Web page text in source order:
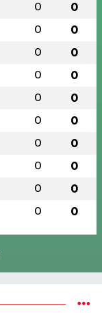
0 0
0 0
0 0
0 0
0 0
0 0
0 0
0 0
0 0
0 0